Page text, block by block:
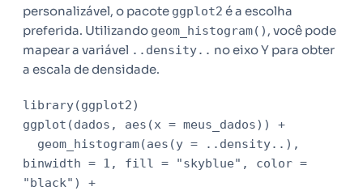
personalizável, o pacote ggplot2 é a escolha
preferida. Utilizando geom_histogram() , você pode
mapear a variável ..density.. no eixo Y para obter
a escala de densidade.
library(ggplot2)
ggplot(dados, aes(x = meus_dados)) +
binwidth = 1, fill = "skyblue", color =
"black") +